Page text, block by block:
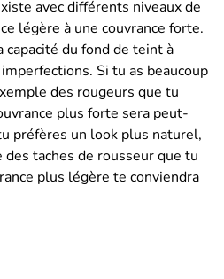
avec différents niveaux de
légère à une couvrance forte.
du fond de teint à
Si tu as beaucoup
des rougeurs que tu
plus forte sera peut-
préfères un look plus naturel,
taches de rousseur que tu
plus légère te conviendra